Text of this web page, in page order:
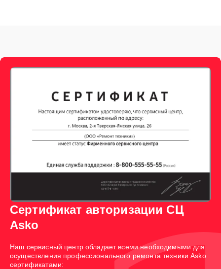
Сертификат авторизации СЦ
Asko
Наш сервисный центр обладает всеми необходимыми для
осуществления профессионального ремонта техники Asko
сертификатами: